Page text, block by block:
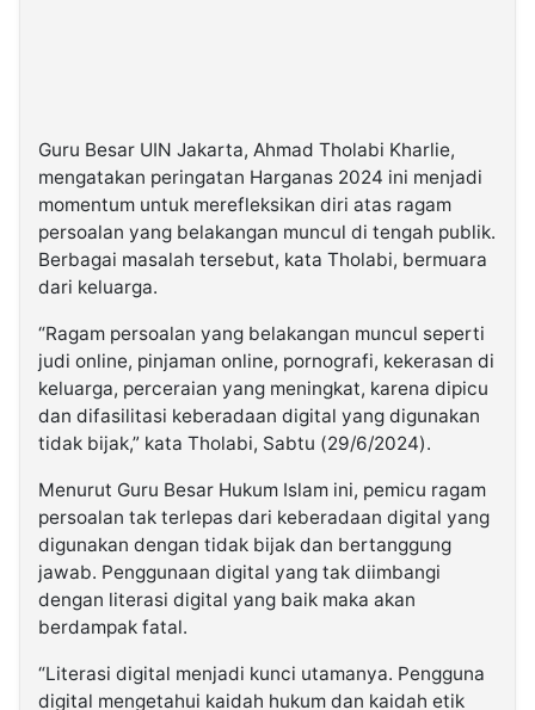
Guru Besar UIN Jakarta, Ahmad Tholabi Kharlie,
mengatakan peringatan Harganas 2024 ini menjadi
momentum untuk merefleksikan diri atas ragam
persoalan yang belakangan muncul di tengah publik.
Berbagai masalah tersebut, kata Tholabi, bermuara
dari keluarga.
“Ragam persoalan yang belakangan muncul seperti
judi online, pinjaman online, pornografi, kekerasan di
keluarga, perceraian yang meningkat, karena dipicu
dan difasilitasi keberadaan digital yang digunakan
tidak bijak,” kata Tholabi, Sabtu (29/6/2024).
Menurut Guru Besar Hukum Islam ini, pemicu ragam
persoalan tak terlepas dari keberadaan digital yang
digunakan dengan tidak bijak dan bertanggung
jawab. Penggunaan digital yang tak diimbangi
dengan literasi digital yang baik maka akan
berdampak fatal.
“Literasi digital menjadi kunci utamanya. Pengguna
digital mengetahui kaidah hukum dan kaidah etik